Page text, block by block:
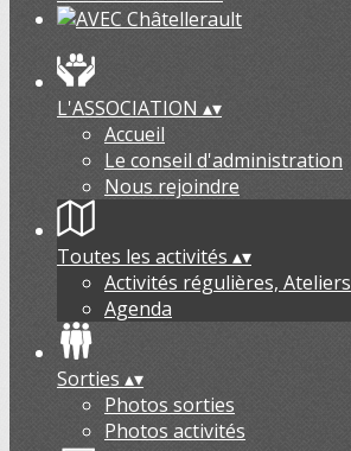
L'ASSOCIATION ▴▾
Accueil
Le conseil d'administration
Nous rejoindre
Toutes les activités ▴▾
Activités régulières, Ateliers
Agenda
Sorties ▴▾
Photos sorties
Photos activités